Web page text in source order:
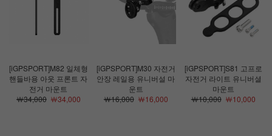
[iGPSPORT]M82 일체형
핸들바용 아웃 프론트 자
전거 마운트
￦34,000￦34,000
[iGPSPORT]M30 자전거
안장 레일용 유니버설 마
운트
￦16,000￦16,000
[iGPSPORT]S81 고프로
자전거 라이트 유니버셜
마운트
￦10,000￦10,000